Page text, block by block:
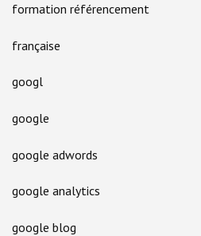
formation référencement
française
googl
google
google adwords
google analytics
google blog